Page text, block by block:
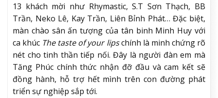
13 khách mời như Rhymastic, S.T Sơn Thạch, BB
Trần, Neko Lê, Kay Trần, Liên Bỉnh Phát… Đặc biệt,
màn chào sân ấn tượng của tân binh Minh Huy với
ca khúc The taste of your lipschính là minh chứng rõ
nét cho tinh thần tiếp nối. Đây là người đàn em mà
Tăng Phúc chính thức nhận đỡ đầu và cam kết sẽ
đồng hành, hỗ trợ hết mình trên con đường phát
triển sự nghiệp sắp tới.